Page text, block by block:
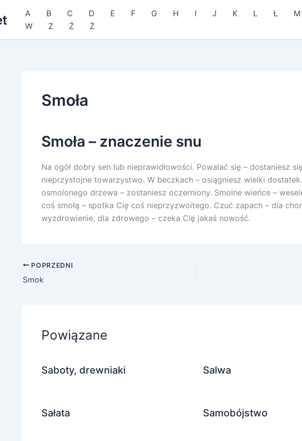
A B C D E F G H I J K L Ł M
W
Z Ź Ż
Smoła
Smoła – znaczenie snu
Na ogół dobry sen lub nieprawidłowości. Powalać się – dostaniesz
nieprzystojne towarzystwo. W beczkach – osiągniesz wielki
osmolonego drzewa – zostaniesz oczerniony. Smolne wieńce –
coś smołą – spotka Cię coś nieprzyzwoitego. Czuć zapach – dla
wyzdrowienie, dla zdrowego – czeka Cię jakaś nowość.
POPRZEDNI
Smok
Powiązane
Saboty, drewniaki Salwa
Sałata Samobójstwo